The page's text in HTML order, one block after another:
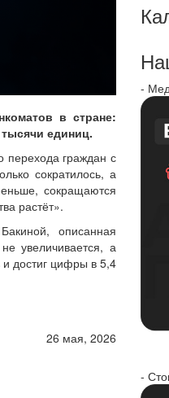
в стране:
единиц.
перехода граждан с
сократилось, а
сокращаются
растёт».
описанная
увеличивается, а
и достиг цифры в 5,4
26 мая, 2026
-
-